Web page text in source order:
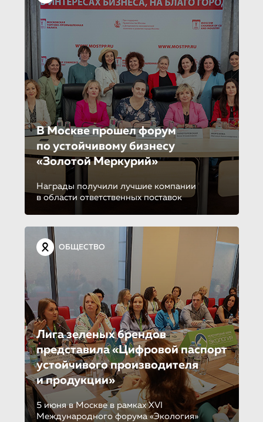
В Москве прошел форум
по устойчиво­му бизнесу
«Золотой Меркурий»
Награды получили лучшие компании
в области ответственных поставок
ОБЩЕСТВО
Лига зеленых брендов
представила «Цифровой паспорт
устойчивого производителя
и продукции»
5 июня в Москве в рамках XVI
Международного форума «Экология»